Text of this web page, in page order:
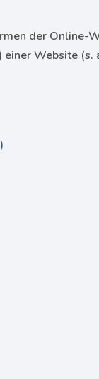
der Online-
Website (s.